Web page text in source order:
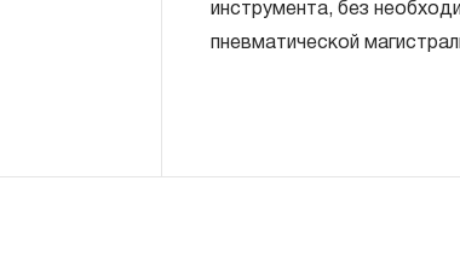
инструмента, без
пневматической
ремонт вышедшего из
технической экспертизы